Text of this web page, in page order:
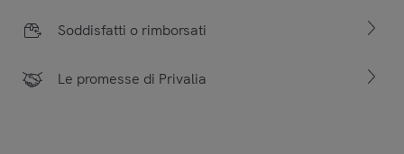
Soddisfatti o rimborsati
Le promesse di Privalia